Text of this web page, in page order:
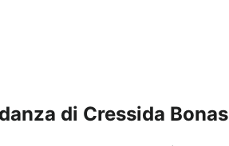
di Cressida Bonas